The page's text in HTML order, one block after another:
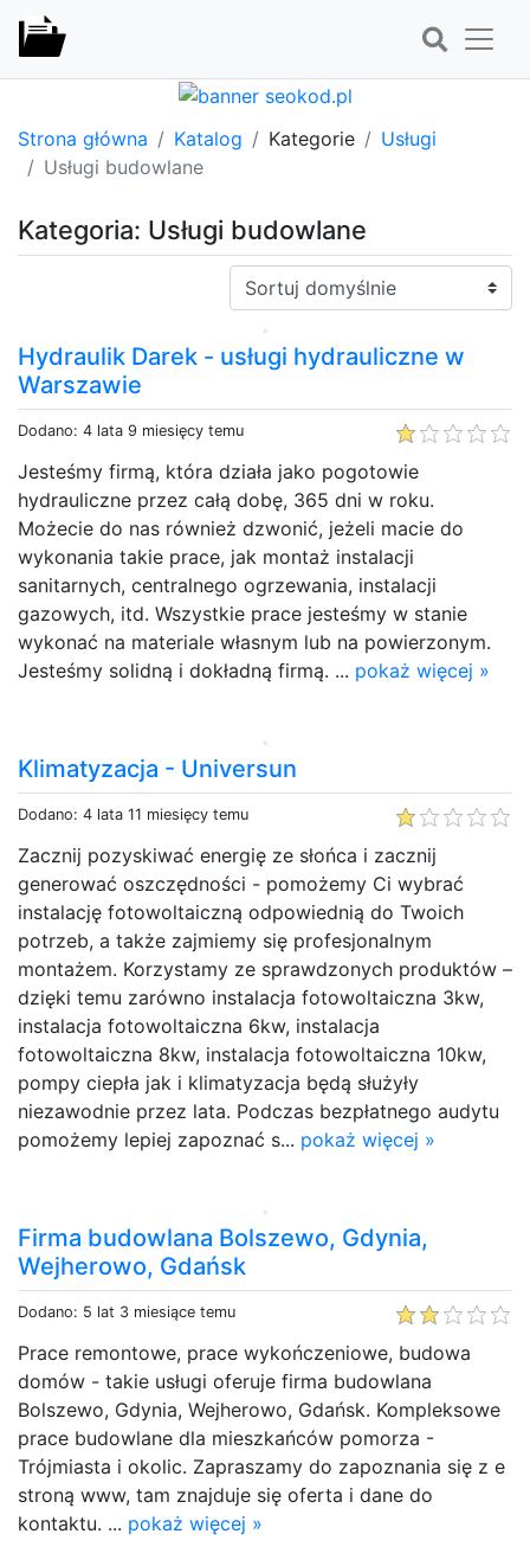
Strona główna Katalog Kategorie
Usługi
Usługi budowlane
Kategoria: Usługi budowlane
Sortuj:
Hydraulik Darek - usługi hydrauliczne w
Warszawie
Dodano: 4 lata 9 miesięcy temu
Jesteśmy firmą, która działa jako pogotowie
hydrauliczne przez całą dobę, 365 dni w roku.
Możecie do nas również dzwonić, jeżeli macie do
wykonania takie prace, jak montaż instalacji
sanitarnych, centralnego ogrzewania, instalacji
gazowych, itd. Wszystkie prace jesteśmy w stanie
wykonać na materiale własnym lub na powierzonym.
Jesteśmy solidną i dokładną firmą. ... pokaż więcej »
Klimatyzacja - Universun
Dodano: 4 lata 11 miesięcy temu
Zacznij pozyskiwać energię ze słońca i zacznij
generować oszczędności - pomożemy Ci wybrać
instalację fotowoltaiczną odpowiednią do Twoich
potrzeb, a także zajmiemy się profesjonalnym
montażem. Korzystamy ze sprawdzonych produktów –
dzięki temu zarówno instalacja fotowoltaiczna 3kw,
instalacja fotowoltaiczna 6kw, instalacja
fotowoltaiczna 8kw, instalacja fotowoltaiczna 10kw,
pompy ciepła jak i klimatyzacja będą służyły
niezawodnie przez lata. Podczas bezpłatnego audytu
pomożemy lepiej zapoznać s... pokaż więcej »
Firma budowlana Bolszewo, Gdynia,
Wejherowo, Gdańsk
Dodano: 5 lat 3 miesiące temu
Prace remontowe, prace wykończeniowe, budowa
domów - takie usługi oferuje firma budowlana
Bolszewo, Gdynia, Wejherowo, Gdańsk. Kompleksowe
prace budowlane dla mieszkańców pomorza -
Trójmiasta i okolic. Zapraszamy do zapoznania się z e
stroną www, tam znajduje się oferta i dane do
kontaktu. ... pokaż więcej »